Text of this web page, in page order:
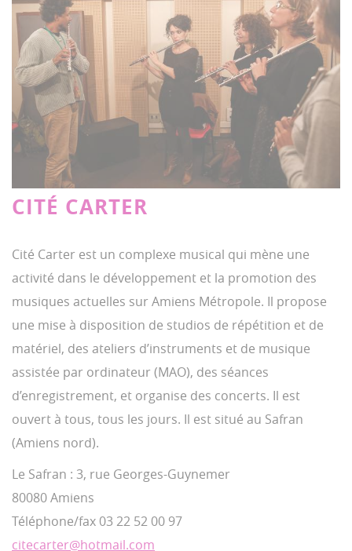
CITÉ CARTER
Cité Carter est un complexe musical qui mène une
activité dans le développement et la promotion des
musiques actuelles sur Amiens Métropole. Il propose
une mise à disposition de studios de répétition et de
matériel, des ateliers d’instruments et de musique
assistée par ordinateur (MAO), des séances
d’enregistrement, et organise des concerts. Il est
ouvert à tous, tous les jours. Il est situé au Safran
(Amiens nord).
Le Safran : 3, rue Georges-Guynemer
80080 Amiens
Téléphone/fax 03 22 52 00 97
citecarter@hotmail.com